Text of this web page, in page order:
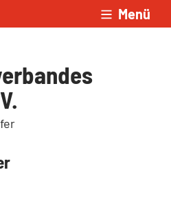
Menü